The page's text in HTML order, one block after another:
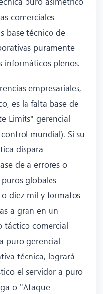
comerciales
base técnico de
puramente
informáticos plenos.
empresariales,
es la falta base de
Limits" gerencial
mundial). Si su
dispara
de a errores o
globales
diez mil y formatos
a gran en un
táctico comercial
puro gerencial
técnica, logrará
el servidor a puro
o "Ataque